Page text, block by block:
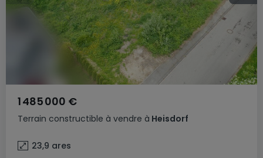
Terrain constructible à vendre à Heisdorf
1 485 000 €
23,9 ares